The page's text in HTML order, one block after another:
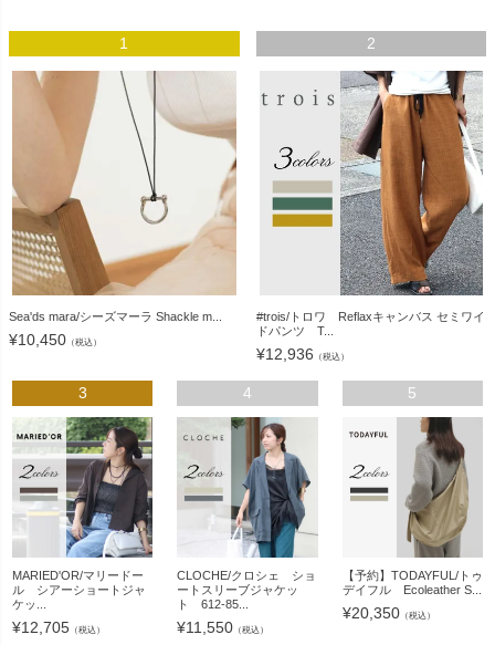
1
Sea'ds mara/シーズマーラ Shackle m...
¥10,450 （税込）
2
#trois/トロワ Reflaxキャンバス セミワイ
ドパンツ T...
¥12,936 （税込）
3
MARIED'OR/マリードー
ル シアーショートジャ
ケッ...
¥12,705 （税込）
4
CLOCHE/クロシェ ショ
ートスリーブジャケッ
ト 612-85...
¥11,550 （税込）
5
【予約】TODAYFUL/トゥ
デイフル Ecoleather S...
¥20,350（税込）